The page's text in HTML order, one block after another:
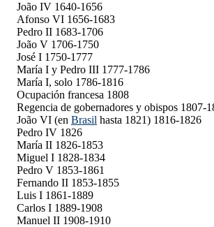
João IV 1640-1656
Afonso VI 1656-1683
Pedro II 1683-1706
João V 1706-1750
José I 1750-1777
María I y Pedro III 1777-1786
María I, solo 1786-1816
Ocupación francesa 1808
Regencia de gobernadores y obispos 1807-
João VI (en Brasil hasta 1821) 1816-1826
Pedro IV 1826
María II 1826-1853
Miguel I 1828-1834
Pedro V 1853-1861
Fernando II 1853-1855
Luis I 1861-1889
Carlos I 1889-1908
Manuel II 1908-1910